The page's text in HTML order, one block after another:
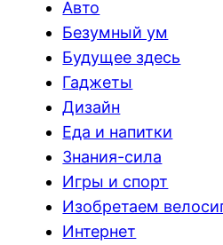
Авто
Безумный ум
Будущее здесь
Гаджеты
Дизайн
Еда и напитки
Знания-сила
Игры и спорт
Изобретаем
Интернет